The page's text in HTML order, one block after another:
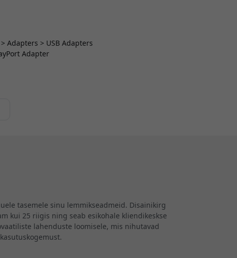
Adapters > USB Adapters
Adapter
tasemele sinu lemmikseadmeid. Disainikirg
kui 25 riigis ning seab esikohale kliendikeskse
lahenduste loomisele, mis nihutavad